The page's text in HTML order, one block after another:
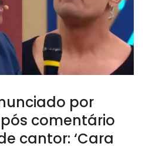
por
comentário
cantor: ‘Cara